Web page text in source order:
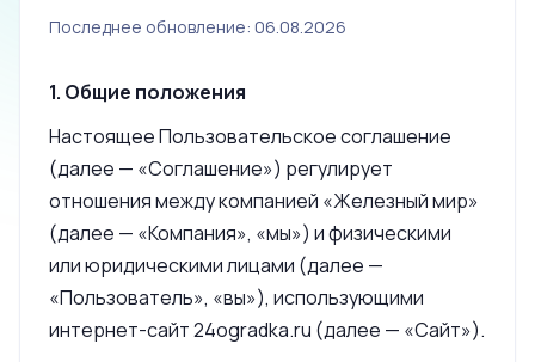
Последнее обновление: 06.08.2026
1. Общие положения
Настоящее Пользовательское соглашение
(далее — «Соглашение») регулирует
отношения между компанией «Железный мир»
(далее — «Компания», «мы») и физическими
или юридическими лицами (далее —
«Пользователь», «вы»), использующими
интернет-сайт 24ogradka.ru (далее — «Сайт»).